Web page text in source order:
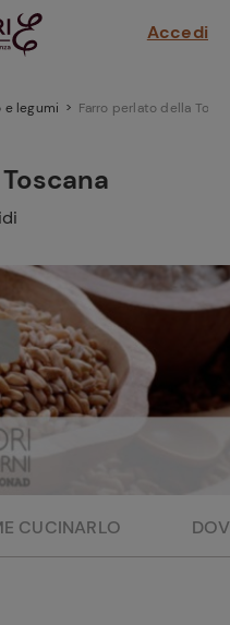
Accedi
e legumi Farro perlato della
CUCINARLO